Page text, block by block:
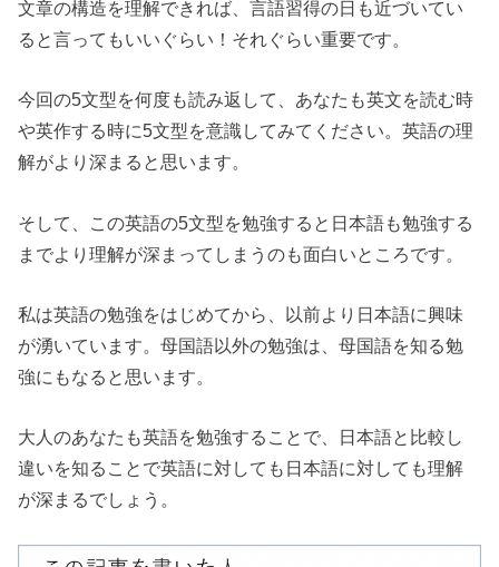
文章の構造を理解できれば、言語習得の日も近づいてい
ると言ってもいいぐらい！それぐらい重要です。
今回の5文型を何度も読み返して、あなたも英文を読む時
や英作する時に5文型を意識してみてください。英語の理
解がより深まると思います。
そして、この英語の5文型を勉強すると日本語も勉強する
までより理解が深まってしまうのも面白いところです。
私は英語の勉強をはじめてから、以前より日本語に興味
が湧いています。母国語以外の勉強は、母国語を知る勉
強にもなると思います。
大人のあなたも英語を勉強することで、日本語と比較し
違いを知ることで英語に対しても日本語に対しても理解
が深まるでしょう。